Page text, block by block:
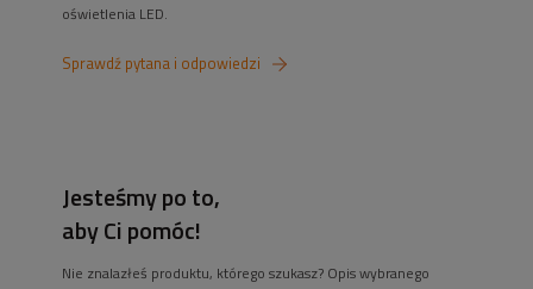
oświetlenia LED.
Sprawdź pytana i odpowiedzi
Jesteśmy po to,
aby Ci pomóc!
Nie znalazłeś produktu, którego szukasz? Opis wybranego